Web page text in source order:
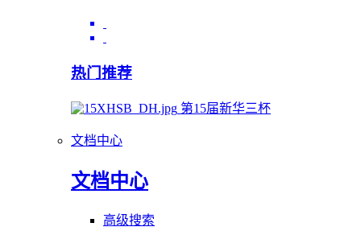
热门推荐
第15届新华三杯
文档中心
文档中心
高级搜索